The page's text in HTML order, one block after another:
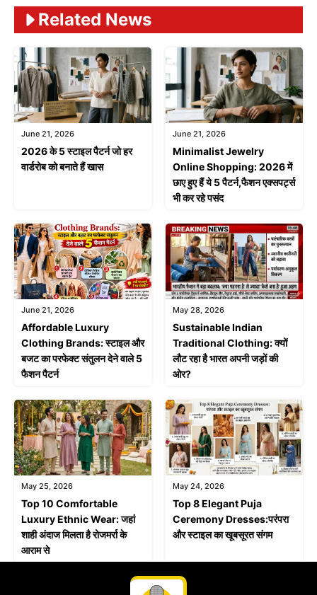
Related News
June 21, 2026
2026 के 5 स्टाइल पैटर्न जो हर
वार्डरोब को बनाते हैं खास
June 21, 2026
Minimalist Jewelry
Online Shopping: 2026 में
छाए हुए हैं ये 5 पैटर्न,फैशन एक्सपर्ट्स
भी कर रहे पसंद
June 21, 2026
Affordable Luxury
Clothing Brands: स्टाइल और
बजट का परफेक्ट संतुलन देने वाले 5
फैशन पैटर्न
May 28, 2026
Sustainable Indian
Traditional Clothing: क्यों
लौट रहा है भारत अपनी जड़ों की
ओर?
May 25, 2026
Top 10 Comfortable
Luxury Ethnic Wear: जहां
शाही अंदाज मिलता है रोजमर्रा के
आराम से
May 24, 2026
Top 8 Elegant Puja
Ceremony Dresses:परंपरा
और स्टाइल का खूबसूरत संगम